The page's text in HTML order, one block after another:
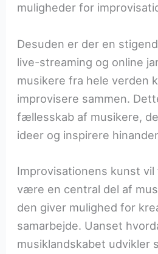
muligheder for
Desuden er der en
live-streaming og online
musikere fra hele verden
improvisere sammen.
fællesskab af musikere,
ideer og inspirere
Improvisationens kunst
være en central del af
den giver mulighed for
samarbejde. Uanset
musiklandskabet udvikler